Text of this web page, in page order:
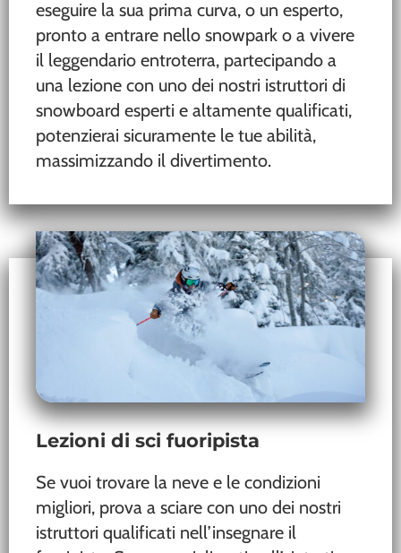
eseguire la sua prima curva, o un esperto,
pronto a entrare nello snowpark o a vivere
il leggendario entroterra, partecipando a
una lezione con uno dei nostri istruttori di
snowboard esperti e altamente qualificati,
potenzierai sicuramente le tue abilità,
massimizzando il divertimento.
Lezioni di sci fuoripista
Se vuoi trovare la neve e le condizioni
migliori, prova a sciare con uno dei nostri
istruttori qualificati nell’insegnare il